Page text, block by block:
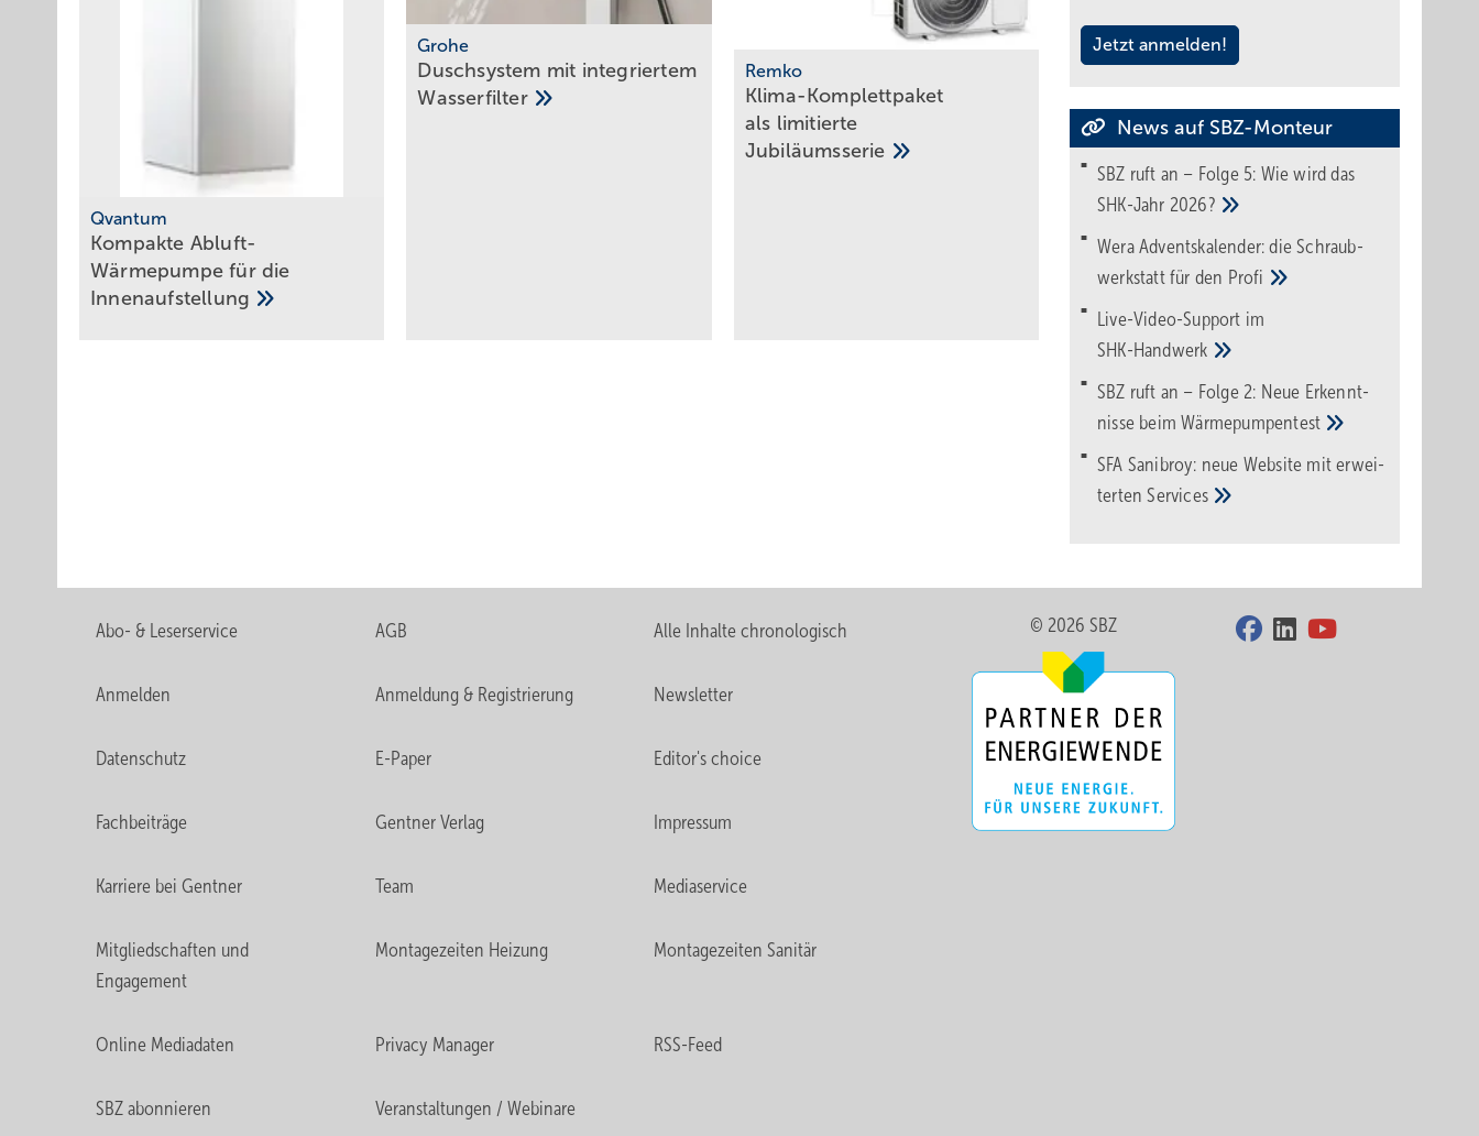
Qvantum
Ko mpakte ­Abluft-
Wärmepumpe für die
Innen­aufstellung
Grohe
Duschsystem mit integriertem
Wasserfilter
Remko
Klima-Komplettpaket
als limitierte
Jubiläumsserie
Jetzt anmelden!
News auf SBZ-Monteur
SBZ ruft an – Folge 5: Wie wird das
SHK-Jahr 2026?
Wera Adventskalender: die Schraub­
werk­statt für den Pro­fi
Live-Video-Support im
SHK-Handwerk
SBZ ruft an – Folge 2: Neue Erkennt­
nisse beimWärme­pumpen­test
SFA Sanibroy: neue Web­site mit erwei­
tertenServices
Abo- & Leserservice AGB Alle Inhalte chronologisch
Anmelden Anmeldung & Registrierung Newsletter
Datenschutz E-Paper Editor's choice
Fachbeiträge Gentner Verlag Impressum
Karriere bei Gentner Team Mediaservice
Mitgliedschaften und
Engagement
Montagezeiten Heizung Montagezeiten Sanitär
Online Mediadaten Privacy Manager RSS-Feed
SBZ abonnieren Veranstaltungen / Webinare
© 2026 SBZ